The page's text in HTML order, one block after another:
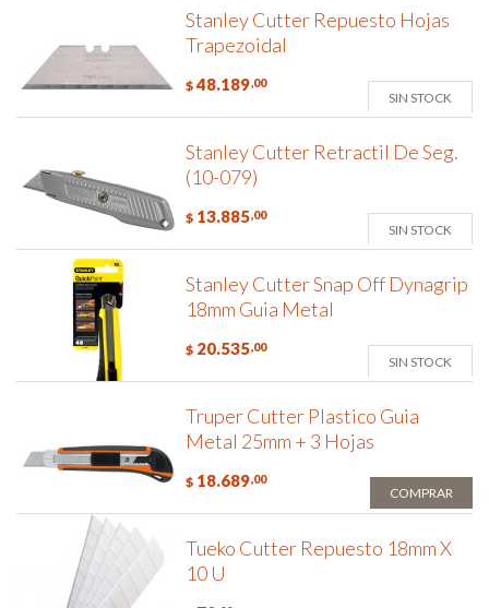
Stanley Cutter Repuesto Hojas
Trapezoidal
$ 48.189,00
SIN STOCK
Stanley Cutter Retractil De Seg.
(10-079)
$ 13.885,00
SIN STOCK
Stanley Cutter Snap Off Dynagrip
18mm Guia Metal
$ 20.535,00
SIN STOCK
Truper Cutter Plastico Guia
Metal 25mm + 3 Hojas
$ 18.689,00
COMPRAR
Tueko Cutter Repuesto 18mm X
10 U